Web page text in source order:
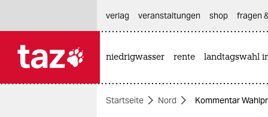
themen
verlag
veranstaltungen shop fragen
niedrigwasser rente landtagswahl
Startseite Nord Kommentar